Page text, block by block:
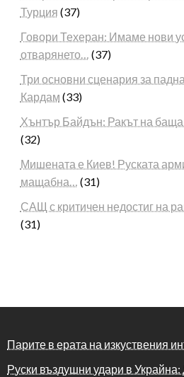
Турция (37)
Говори Техеран: Имаме нови
отварянето… (37)
Три основни сценария за
Кардам (33)
Хънтър Байдън: Ракът на
(32)
Мишената е Киев! Руската
мащабна… (31)
САЩ с критичен недостиг на
(31)
Парите в ерата на изкуствения
Руски въздушни удари в